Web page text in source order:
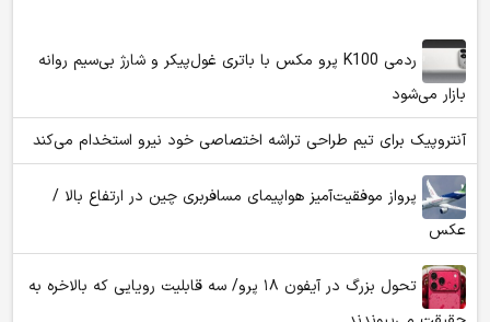
ردمی K100 پرو مکس با باتری غول‌پیکر و شارژ بی‌سیم روانه
بازار می‌شود
آنتروپیک برای تیم طراحی تراشه اختصاصی خود نیرو استخدام می‌کند
پرواز موفقیت‌آمیز هواپیمای مسافربری چین در ارتفاع بالا /
عکس
تحول بزرگ در آیفون ۱۸ پرو/ سه قابلیت رویایی که بالاخره به